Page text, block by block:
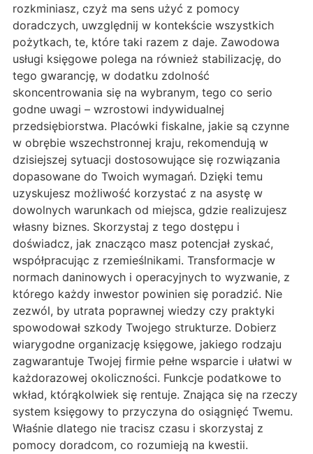
rozkminiasz, czyż ma sens użyć z pomocy
doradczych, uwzględnij w kontekście wszystkich
pożytkach, te, które taki razem z daje. Zawodowa
usługi księgowe polega na również stabilizację, do
tego gwarancję, w dodatku zdolność
skoncentrowania się na wybranym, tego co serio
godne uwagi – wzrostowi indywidualnej
przedsiębiorstwa. Placówki fiskalne, jakie są czynne
w obrębie wszechstronnej kraju, rekomendują w
dzisiejszej sytuacji dostosowujące się rozwiązania
dopasowane do Twoich wymagań. Dzięki temu
uzyskujesz możliwość korzystać z na asystę w
dowolnych warunkach od miejsca, gdzie realizujesz
własny biznes. Skorzystaj z tego dostępu i
doświadcz, jak znacząco masz potencjał zyskać,
współpracując z rzemieślnikami. Transformacje w
normach daninowych i operacyjnych to wyzwanie, z
którego każdy inwestor powinien się poradzić. Nie
zezwól, by utrata poprawnej wiedzy czy praktyki
spowodował szkody Twojego strukturze. Dobierz
wiarygodne organizację księgowe, jakiego rodzaju
zagwarantuje Twojej firmie pełne wsparcie i ułatwi w
każdorazowej okoliczności. Funkcje podatkowe to
wkład, którąkolwiek się rentuje. Znająca się na rzeczy
system księgowy to przyczyna do osiągnięć Twemu.
Właśnie dlatego nie tracisz czasu i skorzystaj z
pomocy doradcom, co rozumieją na kwestii.